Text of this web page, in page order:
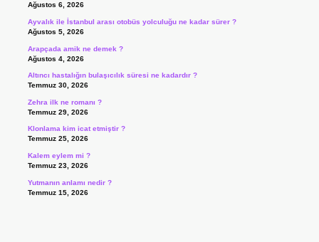
Ağustos 6, 2026
Ayvalık ile İstanbul arası otobüs yolculuğu ne kadar sürer ?
Ağustos 5, 2026
Arapçada amik ne demek ?
Ağustos 4, 2026
Altıncı hastalığın bulaşıcılık süresi ne kadardır ?
Temmuz 30, 2026
Zehra ilk ne romanı ?
Temmuz 29, 2026
Klonlama kim icat etmiştir ?
Temmuz 25, 2026
Kalem eylem mi ?
Temmuz 23, 2026
Yutmanın anlamı nedir ?
Temmuz 15, 2026